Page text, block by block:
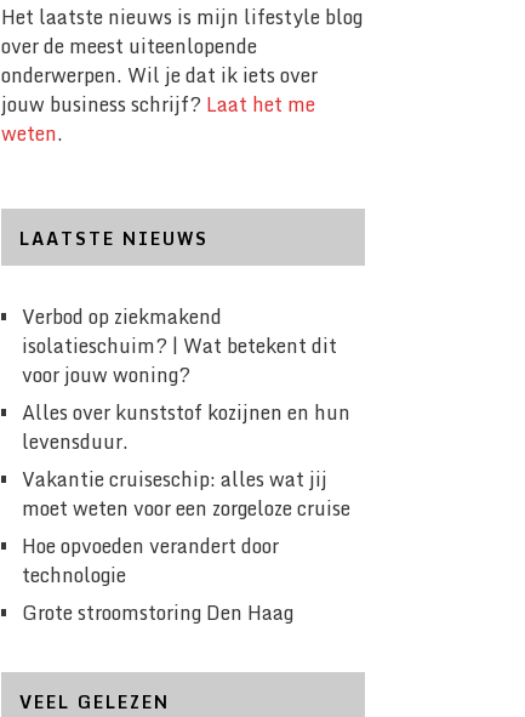
Het laatste nieuws is mijn lifestyle blog
over de meest uiteenlopende
onderwerpen. Wil je dat ik iets over
jouw business schrijf? Laat het me
weten.
LAATSTE NIEUWS
Verbod op ziekmakend
isolatieschuim? | Wat betekent dit
voor jouw woning?
Alles over kunststof kozijnen en hun
levensduur.
Vakantie cruiseschip: alles wat jij
moet weten voor een zorgeloze cruise
Hoe opvoeden verandert door
technologie
Grote stroomstoring Den Haag
VEEL GELEZEN